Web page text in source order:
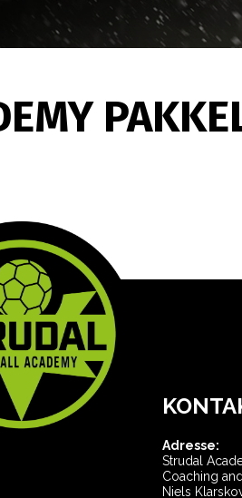
Adresse:
Strudal
Coaching
Niels